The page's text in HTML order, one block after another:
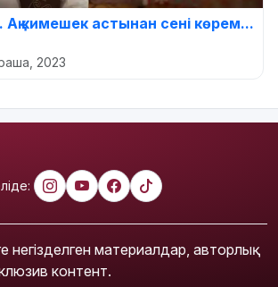
Ақ кимешек астынан сені көрем...
2023
негізделген материалдар, авторлық
контент.